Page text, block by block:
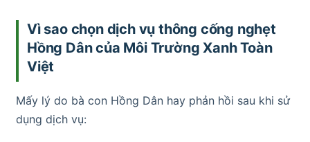
Vì sao chọn dịch vụ thông cống nghẹt
Hồng Dân của Môi Trường Xanh Toàn
Việt
Mấy lý do bà con Hồng Dân hay phản hồi sau khi sử
dụng dịch vụ: